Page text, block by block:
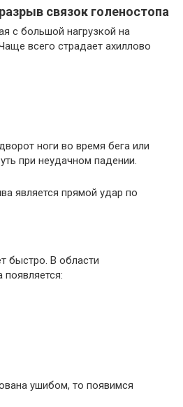
связок голеностопа
с большой нагрузкой на
всего страдает ахиллово
ноги во время бега или
при неудачном падении.
является прямой удар по
быстро. В области
появляется:
ушибом, то появимся